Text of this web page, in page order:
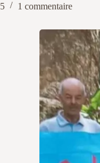
1 commentaire